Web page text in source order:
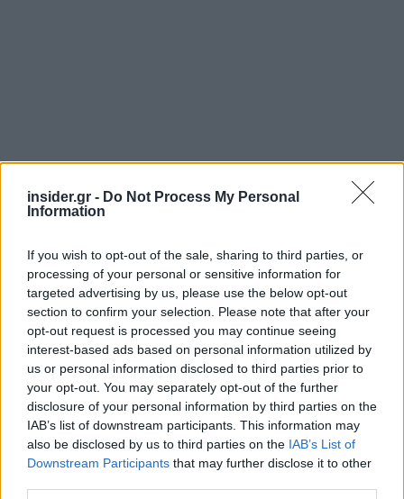
insider.gr - Do Not Process My Personal
Information
If you wish to opt-out of the sale, sharing to third parties, or
processing of your personal or sensitive information for
targeted advertising by us, please use the below opt-out
section to confirm your selection. Please note that after your
opt-out request is processed you may continue seeing
interest-based ads based on personal information utilized by
us or personal information disclosed to third parties prior to
your opt-out. You may separately opt-out of the further
disclosure of your personal information by third parties on the
IAB’s list of downstream participants. This information may
also be disclosed by us to third parties on the IAB’s List of
Downstream Participants that may further disclose it to other
Σύμφωνα με τον κ. Ντίας-Κανέλ, οι υποθέσεις
αυτές δεν εφευρέθηκαν από την Αβάνα,
βασίζονται σε επανειλημμένες τοποθετήσεις του
αμερικανού υπουργού Εξωτερικών Μάρκο
Ρούμπιο και του αμερικανού προέδρου Ντόναλντ
Τραμπ.